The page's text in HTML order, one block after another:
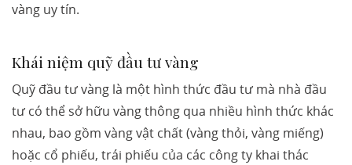
vàng uy tín.
Khái niệm quỹ đầu tư vàng
Quỹ đầu tư vàng là một hình thức đầu tư mà nhà đầu
tư có thể sở hữu vàng thông qua nhiều hình thức khác
nhau, bao gồm vàng vật chất (vàng thỏi, vàng miếng)
hoặc cổ phiếu, trái phiếu của các công ty khai thác